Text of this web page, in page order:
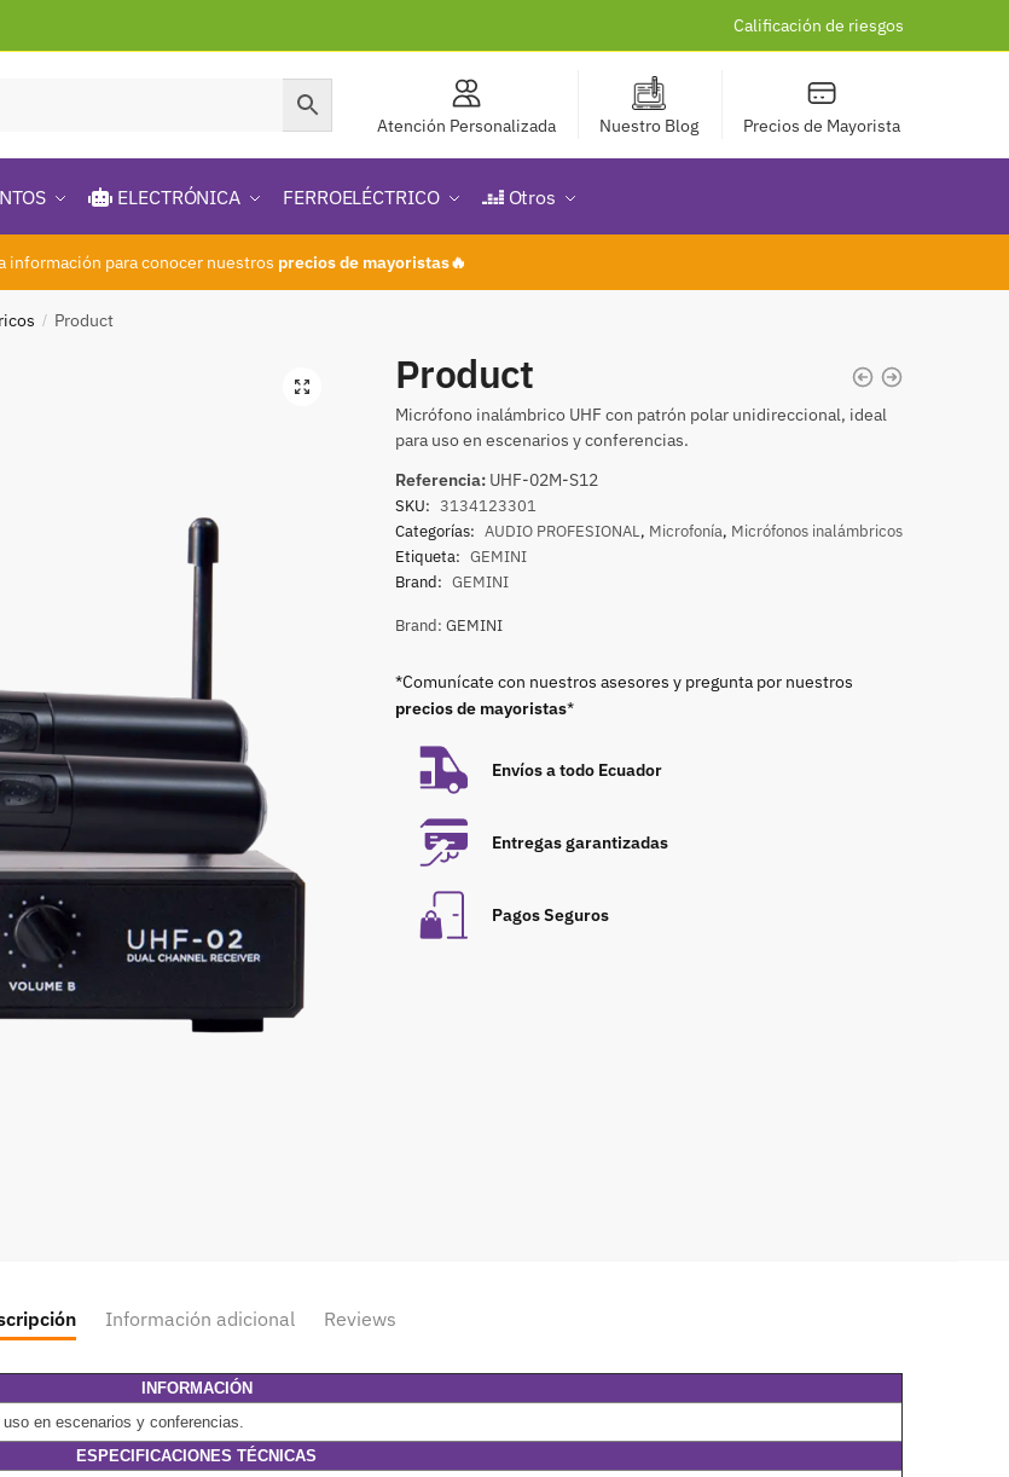
Calificación de riesgos
Atención Personalizada Nuestro Blog Precios de Mayorista
ELECTRÓNICA FERROELÉCTRICO Otros
información para conocer nuestros precios de mayoristas🔥
/ Product
🔍 Product
Micrófono inalámbrico UHF con patrón polar unidireccional, ideal
para uso en escenarios y conferencias.
Referencia: UHF-02M-S12
SKU: 3134123301
Categorías: AUDIO PROFESIONAL, Microfonía, Micrófonos inalámbricos
Etiqueta: GEMINI
Brand: GEMINI
Brand: GEMINI
*Comunícate con nuestros asesores y pregunta por nuestros
precios de mayoristas*
Envíos a todo Ecuador
Entregas garantizadas
Pagos Seguros
Información adicional Reviews
INFORMACIÓN
en escenarios y conferencias.
ESPECIFICACIONES TÉCNICAS